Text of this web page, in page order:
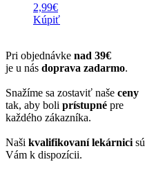
2,99€
Kúpiť
Pri objednávke nad 39€
je u nás doprava zadarmo.
Snažíme sa zostaviť naše ceny
tak, aby boli prístupné pre
každého zákazníka.
Naši kvalifikovaní lekárnici sú
Vám k dispozícii.